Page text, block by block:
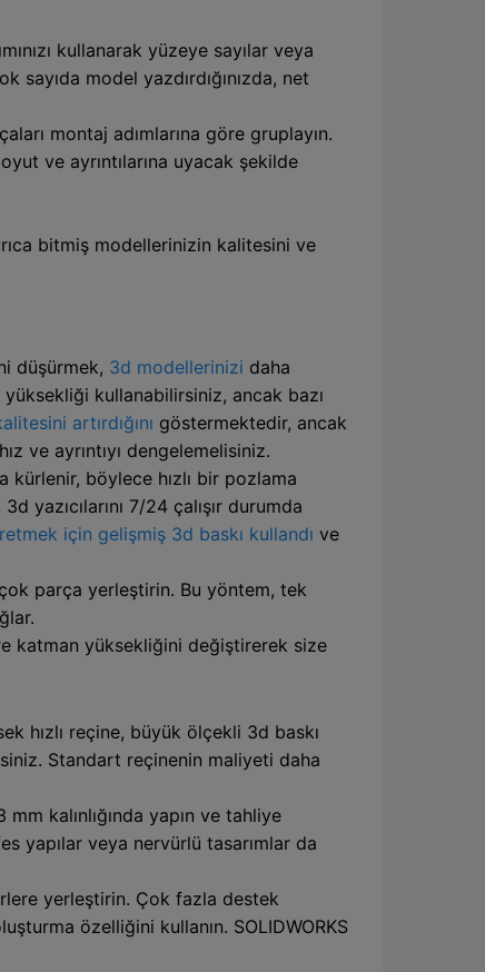
kullanarak yüzeye sayılar veya
sayıda model yazdırdığınızda, net
montaj adımlarına göre gruplayın.
ve ayrıntılarına uyacak şekilde
bitmiş modellerinizin kalitesini ve
düşürmek, 3d modellerinizi daha
kullanabilirsiniz, ancak bazı
artırdığını göstermektedir, ancak
ve ayrıntıyı dengelemelisiniz.
kürlenir, böylece hızlı bir pozlama
yazıcılarını 7/24 çalışır durumda
için gelişmiş 3d baskı kullandı ve
parça yerleştirin. Bu yöntem, tek
katman yüksekliğini değiştirerek size
hızlı reçine, büyük ölçekli 3d baskı
Standart reçinenin maliyeti daha
mm kalınlığında yapın ve tahliye
yapılar veya nervürlü tasarımlar da
yerleştirin. Çok fazla destek
özelliğini kullanın. SOLIDWORKS